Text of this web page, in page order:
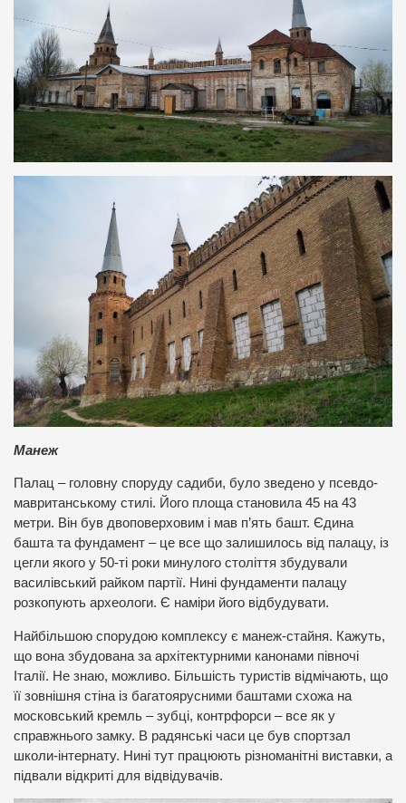
Манеж
Палац – головну споруду садиби, було зведено у псевдо-
мавританському стилі. Його площа становила 45 на 43
метри. Він був двоповерховим і мав п’ять башт. Єдина
башта та фундамент – це все що залишилось від палацу, із
цегли якого у 50-ті роки минулого століття збудували
василівський райком партії. Нині фундаменти палацу
розкопують археологи. Є наміри його відбудувати.
Найбільшою спорудою комплексу є манеж-стайня. Кажуть,
що вона збудована за архітектурними канонами півночі
Італії. Не знаю, можливо. Більшість туристів відмічають, що
її зовнішня стіна із багатоярусними баштами схожа на
московський кремль – зубці, контрфорси – все як у
справжнього замку. В радянські часи це був спортзал
школи-інтернату. Нині тут працюють різноманітні виставки, а
підвали відкриті для відвідувачів.